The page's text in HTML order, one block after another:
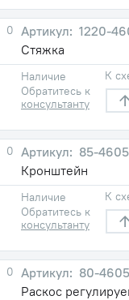
0
1220-
Стяжка
Наличие
Обратитесь к
консультанту
К
0
85-
Кронштейн
Наличие
Обратитесь к
консультанту
К
0
80-
Раскос